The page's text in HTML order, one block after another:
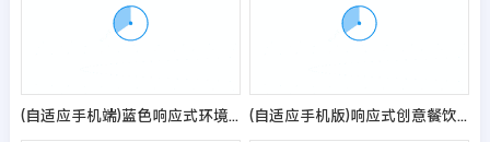
(自适应手机端)蓝色响应式环境工程设备pbootcms网站模板 html5环保设备网站源码 (自适应手机版)响应式创意餐饮酒店装饰设计类网站pbootcms模板 html5蓝色餐饮酒店设计网站源码